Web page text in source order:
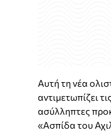
Αυτή τη νέα
αντιμετωπίζει
ασύλληπτες
«Ασπίδα του